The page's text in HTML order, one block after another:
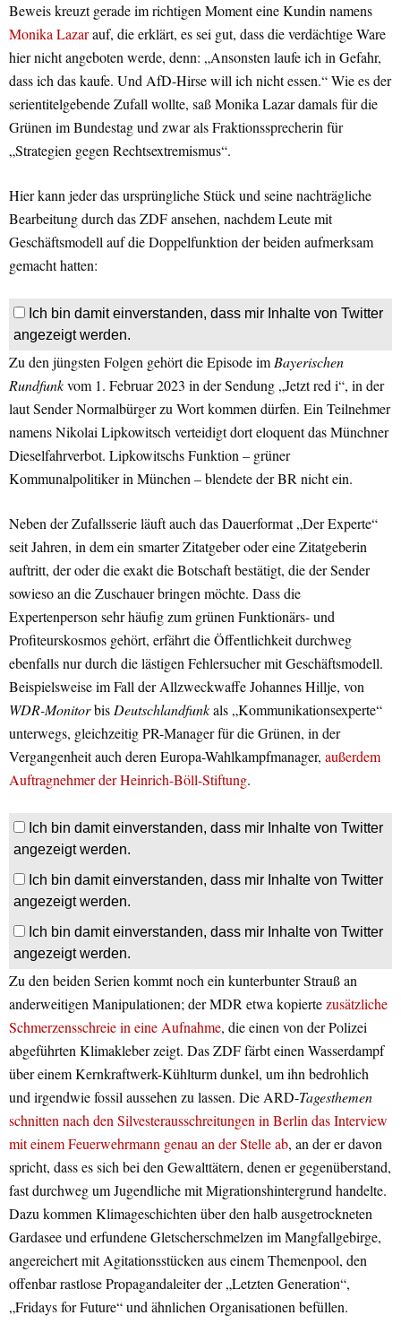
Beweis kreuzt gerade im richtigen Moment eine Kundin namens
Monika Lazarauf, die erklärt, es sei gut, dass die verdächtige Ware
hier nicht angeboten werde, denn: „Ansonsten laufe ich in Gefahr,
dass ich das kaufe. Und AfD-Hirse will ich nicht essen.“ Wie es der
serientitelgebende Zufall wollte, saß Monika Lazar damals für die
Grünen im Bundestag und zwar als Fraktionssprecherin für
„Strategien gegen Rechtsextremismus“.
Hier kann jeder das ursprüngliche Stück und seine nachträgliche
Bearbeitung durch das ZDF ansehen, nachdem Leute mit
Geschäftsmodell auf die Doppelfunktion der beiden aufmerksam
gemacht hatten:
Ich bin damit einverstanden, dass mir Inhalte von Twitter
angezeigt werden.
Zu den jüngsten Folgen gehört die Episode imBayerischen
Rundfunkvom 1. Februar 2023 in der Sendung „Jetzt red i“, in der
laut Sender Normalbürger zu Wort kommen dürfen. Ein Teilnehmer
namens Nikolai Lipkowitsch verteidigt dort eloquent das Münchner
Dieselfahrverbot. Lipkowitschs Funktion – grüner
Kommunalpolitiker in München – blendete der BR nicht ein.
Neben der Zufallsserie läuft auch das Dauerformat „Der Experte“
seit Jahren, in dem ein smarter Zitatgeber oder eine Zitatgeberin
auftritt, der oder die exakt die Botschaft bestätigt, die der Sender
sowieso an die Zuschauer bringen möchte. Dass die
Expertenperson sehr häufig zum grünen Funktionärs- und
Profiteurskosmos gehört, erfährt die Öffentlichkeit durchweg
ebenfalls nur durch die lästigen Fehlersucher mit Geschäftsmodell.
Beispielsweise im Fall der Allzweckwaffe Johannes Hillje, von
WDR-MonitorbisDeutschlandfunkals „Kommunikationsexperte“
unterwegs, gleichzeitig PR-Manager für die Grünen, in der
Vergangenheit auch deren Europa-Wahlkampfmanager, außerdem
Auftragnehmer der Heinrich-Böll-Stiftung.
Ich bin damit einverstanden, dass mir Inhalte von Twitter
angezeigt werden.
Ich bin damit einverstanden, dass mir Inhalte von Twitter
angezeigt werden.
Ich bin damit einverstanden, dass mir Inhalte von Twitter
angezeigt werden.
Zu den beiden Serien kommt noch ein kunterbunter Strauß an
anderweitigen Manipulationen; der MDR etwa kopiertezusätzliche
Schmerzensschreie in eine Aufnahme, die einen von der Polizei
abgeführten Klimakleber zeigt. Das ZDF färbt einen Wasserdampf
über einem Kernkraftwerk-Kühlturm dunkel, um ihn bedrohlich
und irgendwie fossil aussehen zu lassen. Die ARD-Tagesthemen
schnitten nach den Silvesterausschreitungen in Berlin das Interview
mit einem Feuerwehrmann genau an der Stelle ab, an der er davon
spricht, dass es sich bei den Gewalttätern, denen er gegenüberstand,
fast durchweg um Jugendliche mit Migrationshintergrund handelte.
Dazu kommen Klimageschichten über den halb ausgetrockneten
Gardasee und erfundene Gletscherschmelzen im Mangfallgebirge,
angereichert mit Agitationsstücken aus einem Themenpool, den
offenbar rastlose Propagandaleiter der „Letzten Generation“,
„Fridays for Future“ und ähnlichen Organisationen befüllen.